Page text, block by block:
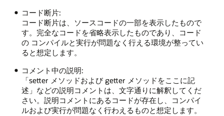
コード断片:
コード断片は、ソースコードの一部を表示したもので
す。完全なコードを省略表示したものであり、コード
の コンパイルと実行が問題なく行える環境が整ってい
ると想定します。
コメント中の説明:
「setter メソッドおよび getter メソッドをここに記
述」などの説明コメントは、文字通りに解釈してくだ
さい。説明コメントにあるコードが存在し、コンパイ
ルおよび実行が問題なく行わえるものと想定します。